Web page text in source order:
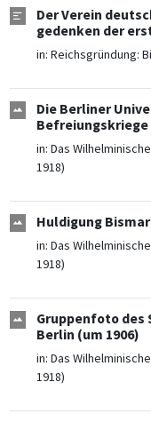
Der Verein
gedenken der
in: Reichsgründung:
Die Berliner
Befreiungskriege
in: Das
1918)
Huldigung
in: Das
1918)
Gruppenfoto des
Berlin (um 1906)
in: Das
1918)